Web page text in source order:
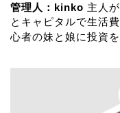
管理人：kinko 主人
とキャピタルで生活
心者の妹と娘に投